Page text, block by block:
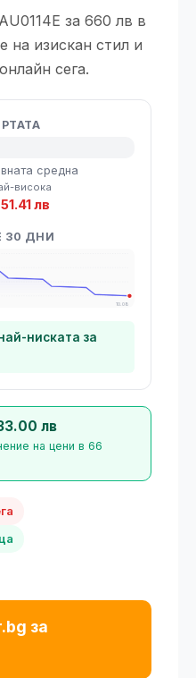
за 660 лв в
на изискан стил и
сега.
средна
висока
лв
30 ДНИ
10.08
ниската за
лв
на цени в 66
за